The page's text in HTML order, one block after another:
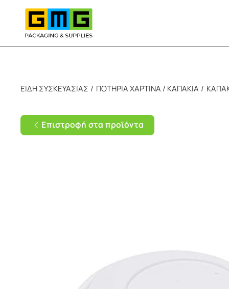
Skip to main content
ΕΙΔΗ ΣΥΣΚΕΥΑΣΙΑΣ ΠΟΤΗΡΙΑ ΧΑΡΤΙΝΑ / ΚΑΠΑΚΙΑ
Επιστροφή στα προϊόντα